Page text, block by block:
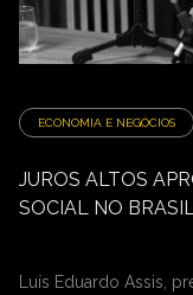
ECONOMIA E NEGÓCIOS
JUROS ALTOS
SOCIAL NO
Luís Eduardo Assis,